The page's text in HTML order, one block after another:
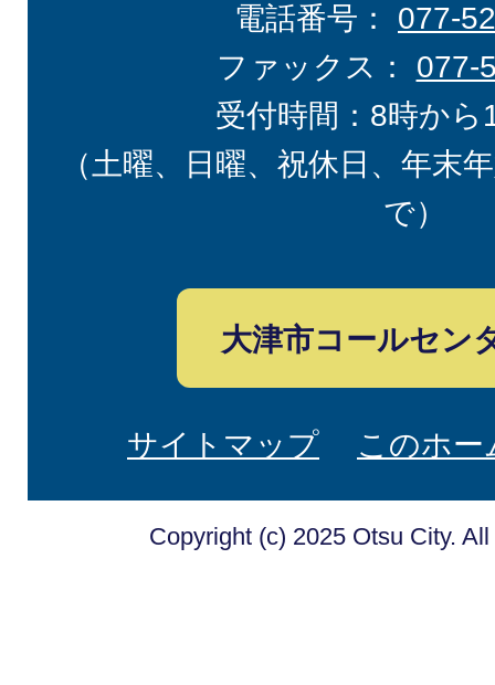
電話番号： 077-
ファックス： 077-
受付時間：8時から
（土曜、日曜、祝休日、年末
で）
大津市コールセン
サイトマップ このホ
Copyright (c) 2025 Otsu City.